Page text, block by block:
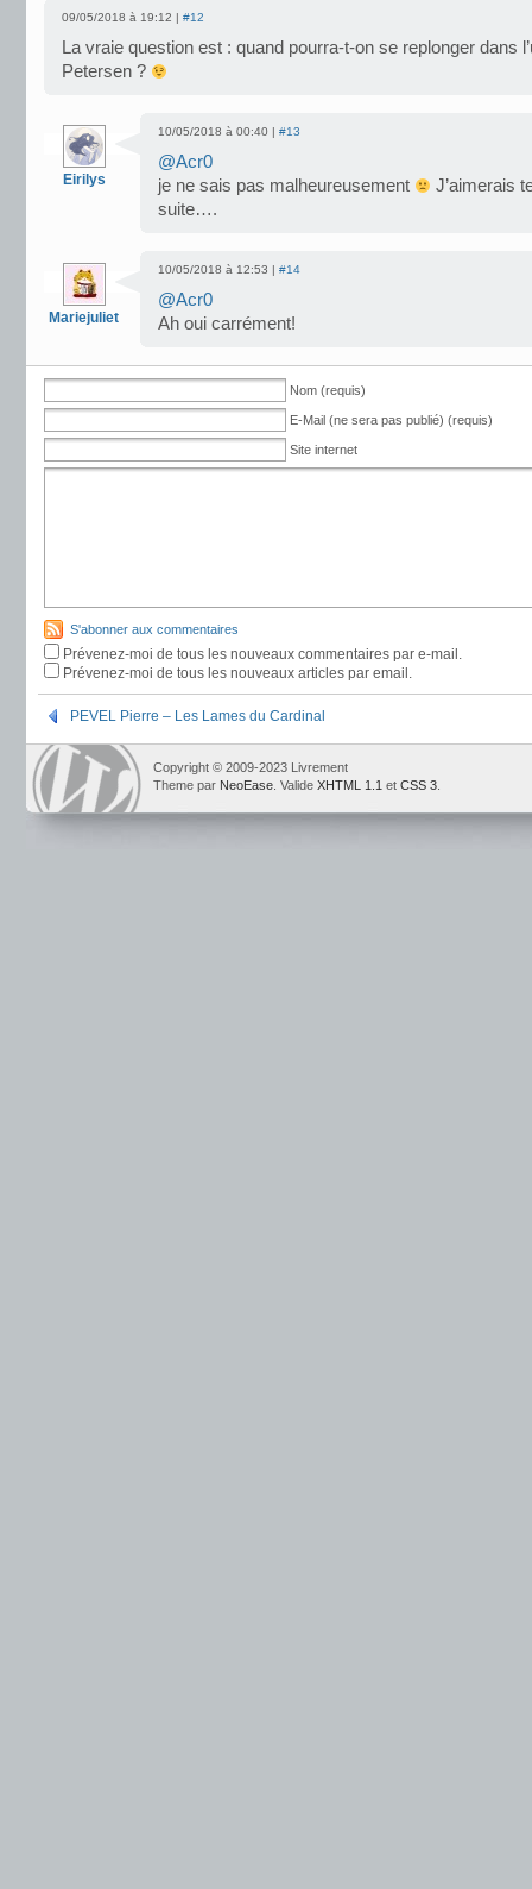
09/05/2018 à 19:12 | #12
La vraie question est : quand pourra-t-on se replonger dans
Petersen ?
Eirilys
10/05/2018 à 00:40 | #13
@Acr0
je ne sais pas malheureusement
J’aimerais
suite….
Mariejuliet
10/05/2018 à 12:53 | #14
@Acr0
Ah oui carrément!
Nom (requis)
E-Mail (ne sera pas publié) (requis)
Site internet
S'abonner aux commentaires
Prévenez-moi de tous les nouveaux commentaires par e-mail.
Prévenez-moi de tous les nouveaux articles par email.
PEVEL Pierre – Les Lames du Cardinal
Copyright © 2009-2023 Livrement
Theme par NeoEase . Valide XHTML 1.1 et CSS 3